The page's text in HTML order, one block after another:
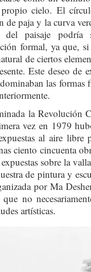
cielo. El
de paja y la curva
del paisaje podría
formal, ya que,
de ciertos
Este deseo
las formas
la Revolución
vez en 1979
al aire
ciento cincuenta
sobre la
de pintura y
por Ma
que no
artísticas.